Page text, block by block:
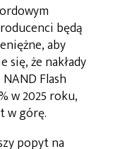
będą
aby
się, że nakłady
Flash
w 2025 roku,
w górę.
popyt na